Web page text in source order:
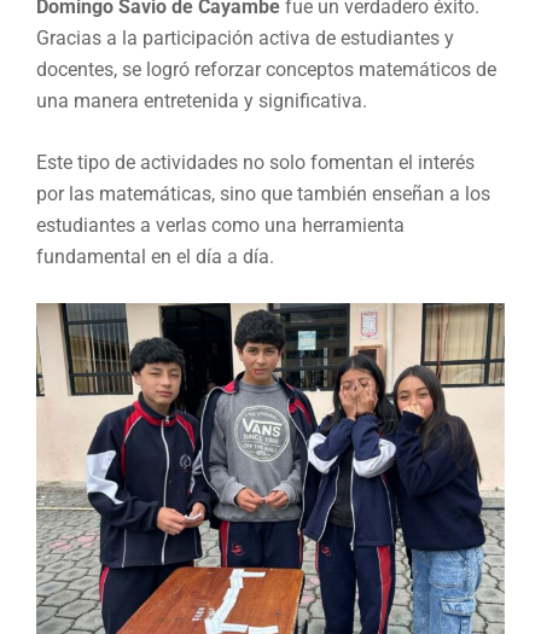
Domingo Savio de Cayambe fue un verdadero éxito.
Gracias a la participación activa de estudiantes y
docentes, se logró reforzar conceptos matemáticos de
una manera entretenida y significativa.
Este tipo de actividades no solo fomentan el interés
por las matemáticas, sino que también enseñan a los
estudiantes a verlas como una herramienta
fundamental en el día a día.